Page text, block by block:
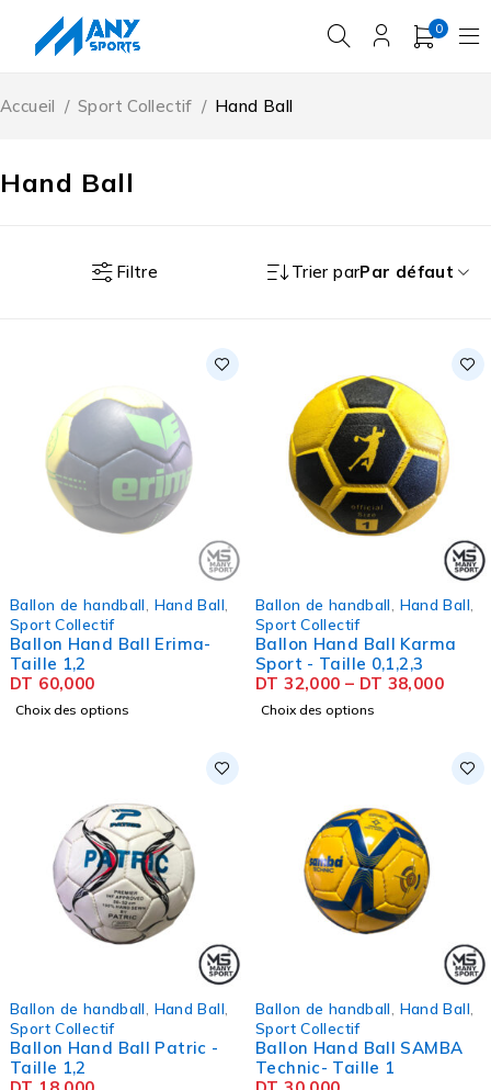
0
Hand Ball
Accueil / Sport Collectif / Hand Ball
Filtre Trier parPar défaut
Ballon de handball Hand Ball
Sport Collectif
Ballon Hand Ball Erima-
Taille 1,2
DT 60,000
Choix des options
Ballon de handball Hand Ball
Sport Collectif
Ballon Hand Ball Karma
Sport - Taille 0,1,2,3
DT 32,000 – DT 38,000
Choix des options
Ballon de handball Hand Ball
Sport Collectif
Ballon Hand Ball Patric -
Taille 1,2
Ballon de handball Hand Ball
Sport Collectif
Ballon Hand Ball SAMBA
Technic- Taille 1